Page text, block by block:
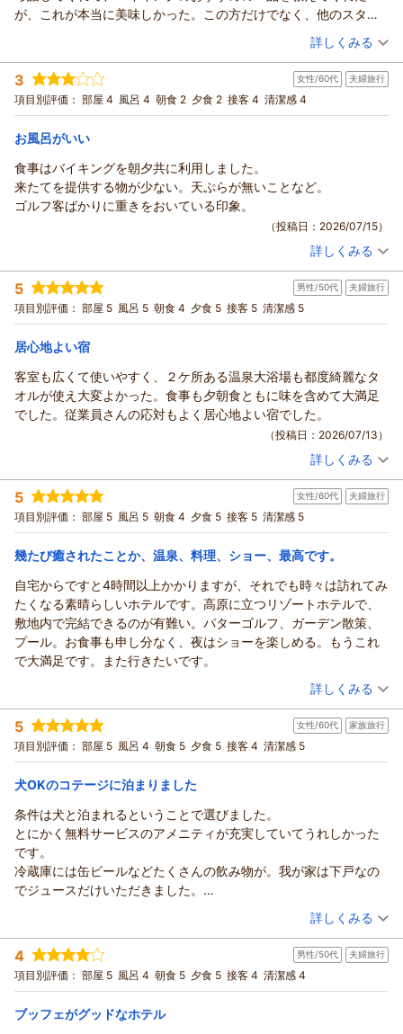
四季の移ろいや食の楽しみがあり、のんびりと過ごすひと時も
感じていただけますので、ぜひ時季を変えましてお寛ぎにいら
もももさまのまたのお越しを、心よりお待ち申し上げておりま
す。
あてま高原リゾート ベルナティオ
お客さまにお喜びいただけますことが私共スタッフの喜びでご
いてご満足いただけたとのお言葉を頂戴し、大変光栄でござい
ます。
ベルナティオの名には「美しきふるさと」という意味が込めら
れており、また帰ってきたくなる心のふるさとのような場所で
お越しいただくたびに新たな発見と感動を感じながらも、変わ
らぬ心地よさをご提供できますようこれからも努めてまいりま
す。
これから一層暑さが増す季節となりますが、どうぞご自愛いた
だき、素敵な夏をお過ごしくださいませ。
コブダイさまのまたのお帰りを、心よりお待ち申し上げており
あてま高原リゾート ベルナティオ
（返信日：2026/07/24）
が、これが本当に美味しかった。この方だけでなく、他のスタッ
フの対応も素晴らしい。ただ、夜に本館1階非常口を出た辺りで、
休憩中なのか、タバコを吸っているスタッフが一人いたのがとて
も残念。子供が多いホテルなのだから、休憩中であっても敷地内
で喫煙はやめてほしい。臭いが中の廊下にも入っていた。それを
除けば最高の滞在だった。また行きたい。
（投稿日：2026/07/15）
宿泊時期： 2026年07月宿泊 (子連れ旅行)
投稿者： にしこりさん (男性/40代)
宿泊プラン： 26.4月～【ファミリー／家族旅行】プール・アクティビティで
レッツ遊び体験★館内利用券2000円
その他 朝・夕
宿泊価格帯： 30,001円以上(大人一人あたり/税込)
あてま高原リゾート ホテル ベルナティオからの返信
にしこりさま
いつもベルナティオをご利用いただき誠にありがとうございま
夜間の非常口付近におけるスタッフの喫煙につきまして、ご迷
惑をおかけしましたことを深くお詫び申し上げます。
当館ではスタッフの喫煙場所を明確に定めておりますが、指定
場所を守らず、さらには館内に煙や臭いが流れ込む事態を招い
たことは、決してあってはならないことでございます。
本件につきましては、全従業員に対して改めて喫煙場所の徹底
ようなことがないよう徹底してまいります。
一方で、館内の快適さや送迎バス運転手をはじめとするスタッ
フの対応にご満足いただけた様子を伺い、大変嬉しく拝読いた
レストランコスモスでは、当館と同じく今年30周年を迎えた津
南醸造さまとのコラボメニューである「大人のチョコダイヤモ
ンド」や、日本料理ぶなで人気の「妻有ポークと葱の出汁しゃ
ぶ」などもお召し上がりいただけておりましたら幸いです。
豊かな自然の中でアクティブに過ごしたり、温泉でリラックス
したり、美味しい食事を楽しんだりと、ぜひまたの機会にもご
にしこりさまご家族のまたのお帰りを、心よりお待ち申し上げ
ております。
あてま高原リゾート ベルナティオ
（返信日：2026/07/24）
詳しくみる
3 女性/60代 夫婦旅行
項目別評価： 部屋 4 風呂 4 朝食 2 夕食 2 接客 4 清潔感 4
お風呂がいい
食事はバイキングを朝夕共に利用しました。
来たてを提供する物が少ない。天ぷらが無いことなど。
ゴルフ客ばかりに重きをおいている印象。
（投稿日：2026/07/15）
投稿者： くっきぃさん (女性/60代)
宿泊プラン： 【滞在中ドリンク飲み放題】ドリンクインクルーシブプラン
（26）
和洋室 朝・夕
宿泊価格帯： 22,001～23,000円(大人一人あたり/税込)
くっきぃさま
この度はベルナティオをご利用いただき誠にありがとうござい
ます。
せっかくのバイキングを楽しみにしていただいたにもかかわら
ず、ご期待に沿えず大変申し訳ございませんでした。
当館では季節ごとにフェアを実施しており、現在の夏フルーツ
フェア期間中は、限定メニューとして「海老と野菜の串揚げ」
をご提供しており、秋のフェアからはメニューが変わり、天ぷ
らのご提供も開始する予定でございます。
出来立ての美味しさをご提供できますよう、調理スタッフにも
す。
また、ゴルフ目的以外でお越しいただくお客さまも多くいらっ
しゃいますので、当館ならではのおもてなしで、心安らぐひと
時をお過ごしいただけますよう努めてまいります。
日常の喧騒をはなれ雄大な自然に触れられるのもご旅行の醍醐
味かと存じますので、ぜひまたの機会にもごゆっくりと羽を伸
ばしていただけますと幸いです。
くっきぃさまのまたのお越しを、心よりお待ち申し上げており
ます。
あてま高原リゾート ベルナティオ
詳しくみる
5 男性/50代 夫婦旅行
項目別評価： 部屋 5 風呂 5 朝食 4 夕食 5 接客 5 清潔感 5
居心地よい宿
客室も広くて使いやすく、２ケ所ある温泉大浴場も都度綺麗なタ
オルが使え大変よかった。食事も夕朝食ともに味を含めて大満足
でした。従業員さんの応対もよく居心地よい宿でした。
（投稿日：2026/07/13）
投稿者： みにぁさん(男性/50代)
宿泊プラン： ＜2026年4月～＞【滞在中ドリンク飲み放題】ドリンクインク
ルーシブプラン
ツイン 朝・夕
宿泊価格帯： 23,001～24,000円(大人一人あたり/税込)
みにぁさま
この度はベルナティオをご利用いただき誠にありがとうござい
ます。
温泉大浴場にはバスタオルとフェイスタオルを常備しておりま
すので、2か所ある温泉をお楽しみいただけ何よりでございま
夏の温泉は日頃の疲れを癒やし、さっぱりとリフレッシュして
いただける良さもございますので、あてま温泉で心地よいひと
ときをお過ごしいただけたなら幸いです。
また、お食事も夕朝食とご堪能いただけて、調理スタッフも大
変喜んでおります。
ランド豚の妻有ポークや雪の下で越冬することで甘みが凝縮さ
れる雪下にんじん、雪解け水をたっぷり含んで芽生えるアスパ
ラガスなど、季節ごとの旬菜もぜひご堪能いただけたらと存じ
ます。
季節を変えてのまたのお越しを、心よりお待ち申し上げており
（返信日：2026/07/22）
詳しくみる
5 女性/60代 夫婦旅行
項目別評価： 部屋 5 風呂 5 朝食 4 夕食 5 接客 5 清潔感 5
幾たび癒されたことか、温泉、料理、ショー、最高です。
自宅からですと4時間以上かかりますが、それでも時々は訪れてみ
たくなる素晴らしいホテルです。高原に立つリゾートホテルで、
敷地内で完結できるのが有難い。パターゴルフ、ガーデン散策、
プール。お食事も申し分なく、夜はショーを楽しめる。もうこれ
で大満足です。また行きたいです。
（投稿日：2026/07/12）
宿泊時期： 2026年06月宿泊 (夫婦旅行)
投稿者： もこちゃんさん
宿泊プラン： 【室数限定】おかげさまで開業30周年！感謝を込めて3900円
引き！「Thank you（39）プラン」＜第1弾＞
ツイン 朝・夕
宿泊価格帯： 25,001～26,000円(大人一人あたり/税込)
あてま高原リゾート ホテル ベルナティオからの返信
もこちゃんさま
いつもベルナティオをご利用いただき誠にありがとうございま
す。
片道4時間以上という遠方からの長旅にもかかわらず、「時々
は訪れてみたくなる」とおっしゃっていただきまして心より感
謝申し上げます。
雄大な自然の中でのアクティビティやお散歩、夜のショーまで1
日を満喫していただけたようで何よりでございます。
そして、新潟の幸に舌鼓を打ち、あてま温泉で日頃の疲れをほ
ぐし、心身ともにリフレッシュして明日からの活力を養ってい
詳しくみる
5 女性/60代 家族旅行
項目別評価： 部屋 5 風呂 4 朝食 5 夕食 5 接客 4 清潔感 5
犬OKのコテージに泊まりました
条件は犬と泊まれるということで選びました。
とにかく無料サービスのアメニティが充実していてうれしかった
です。
冷蔵庫には缶ビールなどたくさんの飲み物が。我が家は下戸なの
でジュースだけいただきました。
犬連れですとどうしても似たようなタイプのホテルにばかり泊ま
っておりますが、その種類の中では上位になると思います。
（投稿日：2026/07/11）
宿泊時期： 2026年07月宿泊 (家族旅行)
投稿者： じゅんちゃんさん
宿泊プラン： 【ペット可／大型犬OK】お食事はレストラン～選べる3種のコ
テージ～（26）
その他 朝・夕
宿泊価格帯： 22,001～23,000円(大人一人あたり/税込)
詳しくみる
4 男性/50代 夫婦旅行
項目別評価： 部屋 5 風呂 4 朝食 5 夕食 5 接客 4 清潔感 4
ブッフェがグッドなホテル